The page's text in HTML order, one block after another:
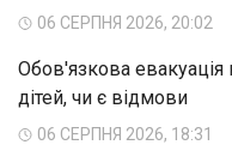
06 СЕРПНЯ 2026, 20:02
Обов'язкова евакуація
дітей, чи є відмови
06 СЕРПНЯ 2026, 18:31